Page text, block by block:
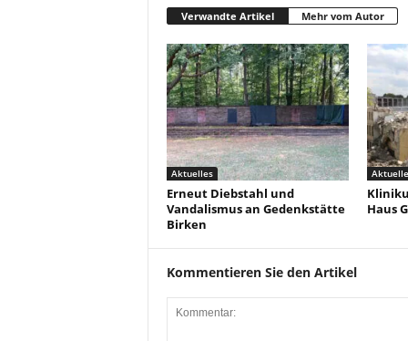
Verwandte Artikel Mehr vom Autor
Aktuelles
Erneut Diebstahl und
Vandalismus an Gedenkstätte
Birken
Haus
Kommentieren Sie den Artikel